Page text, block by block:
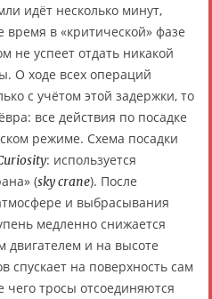
идёт несколько минут,
время в «критической» фазе
не успеет отдать никакой
О ходе всех операций
с учётом этой задержки, то
все действия по посадке
режиме. Схема посадки
: используется
(sky crane). После
и выбрасывания
медленно снижается
и на высоте
спускает на поверхность сам
чего тросы отсоединяются